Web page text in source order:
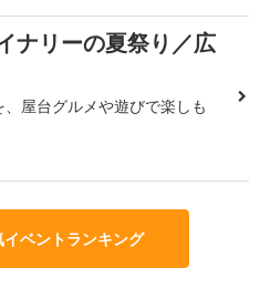
ナリーの夏祭り／広
、屋台グルメや遊びで楽しも
ベントランキング